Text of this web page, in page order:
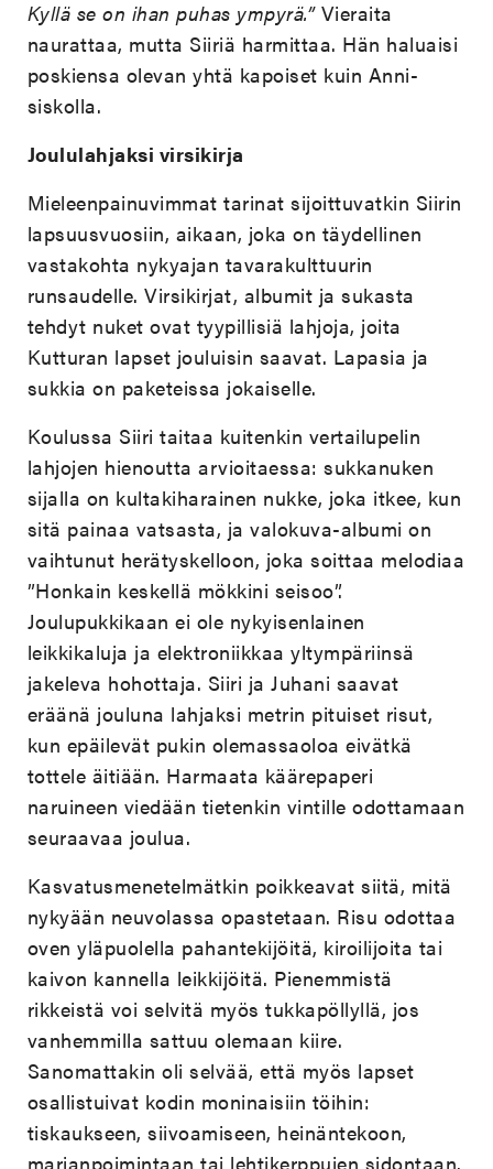
Kyllä se on ihan puhas ympyrä.”Vieraita
naurattaa, mutta Siiriä harmittaa. Hän haluaisi
poskiensa olevan yhtä kapoiset kuin Anni-
siskolla.
Joululahjaksi virsikirja
Mieleenpainuvimmat tarinat sijoittuvatkin Siirin
lapsuusvuosiin, aikaan, joka on täydellinen
vastakohta nykyajan tavarakulttuurin
runsaudelle. Virsikirjat, albumit ja sukasta
tehdyt nuket ovat tyypillisiä lahjoja, joita
Kutturan lapset jouluisin saavat. Lapasia ja
sukkia on paketeissa jokaiselle.
Koulussa Siiri taitaa kuitenkin vertailupelin
lahjojen hienoutta arvioitaessa: sukkanuken
sijalla on kultakiharainen nukke, joka itkee, kun
sitä painaa vatsasta, ja valokuva-albumi on
vaihtunut herätyskelloon, joka soittaa melodiaa
”Honkain keskellä mökkini seisoo”.
Joulupukkikaan ei ole nykyisenlainen
leikkikaluja ja elektroniikkaa yltympäriinsä
jakeleva hohottaja. Siiri ja Juhani saavat
eräänä jouluna lahjaksi metrin pituiset risut,
kun epäilevät pukin olemassaoloa eivätkä
tottele äitiään. Harmaata käärepaperi
naruineen viedään tietenkin vintille odottamaan
seuraavaa joulua.
Kasvatusmenetelmätkin poikkeavat siitä, mitä
nykyään neuvolassa opastetaan. Risu odottaa
oven yläpuolella pahantekijöitä, kiroilijoita tai
kaivon kannella leikkijöitä. Pienemmistä
rikkeistä voi selvitä myös tukkapöllyllä, jos
vanhemmilla sattuu olemaan kiire.
Sanomattakin oli selvää, että myös lapset
osallistuivat kodin moninaisiin töihin:
tiskaukseen, siivoamiseen, heinäntekoon,
marjanpoimintaan tai lehtikerppujen sidontaan.